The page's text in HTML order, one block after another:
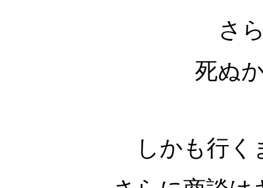
さ
死ぬ
しかも行